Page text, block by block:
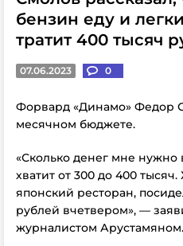
бензин еду и
тратит 400 тысяч
07.06.2023 0
Форвард «Динамо» Федор
месячном бюджете.
«Сколько денег мне
хватит от 300 до 400
японский ресторан,
рублей вчетвером», —
журналистом Арустамяном.